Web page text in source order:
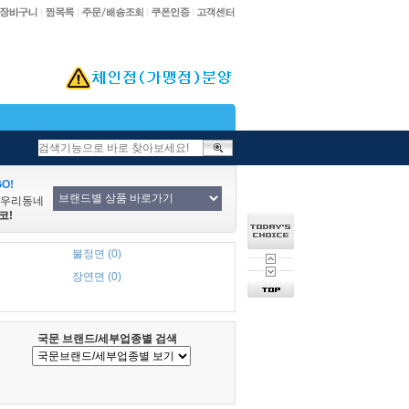
리동네
!
불정면 (0)
장연면 (0)
국문 브랜드/세부업종별 검색